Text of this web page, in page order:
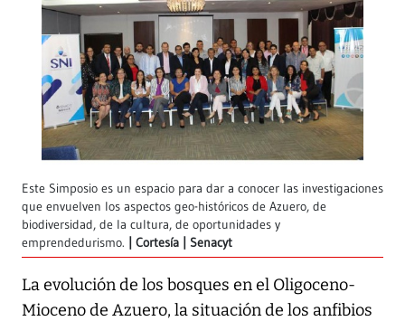
Este Simposio es un espacio para dar a conocer las investigaciones
que envuelven los aspectos geo-históricos de Azuero, de
biodiversidad, de la cultura, de oportunidades y
emprendedurismo.
Cortesía | Senacyt
La evolución de los bosques en el Oligoceno-
Mioceno de Azuero, la situación de los anfibios